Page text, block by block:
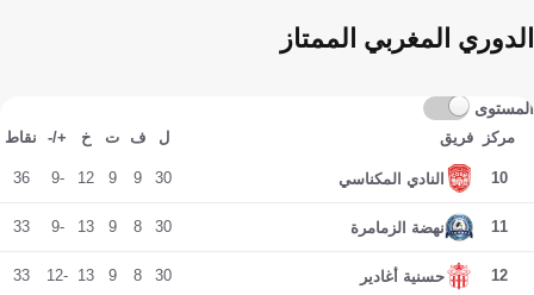
الدوري المغربي الممتاز
المستوى
مركز فريق ل ف ت خ +/- نقاط
10 النادي المكناسي 30
9
9
12
-9
36
11 نهضة الزمامرة 30
8
9
13
-9
33
12 حسنية أغادير 30
8
9
13
-12
33